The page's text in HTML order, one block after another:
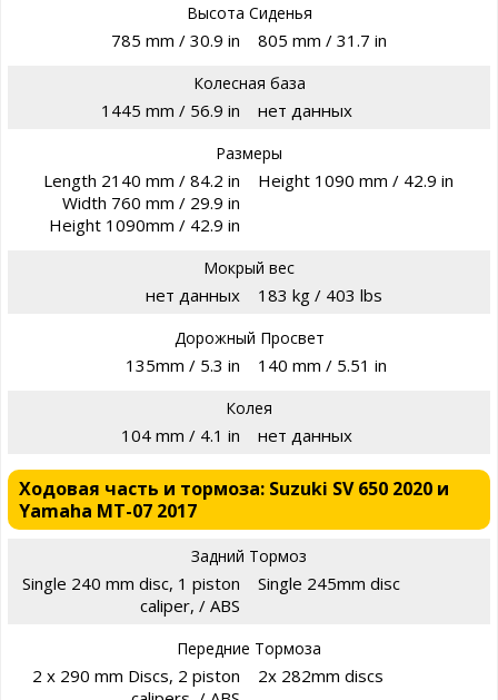
Высота Сиденья
785 mm / 30.9 in 805 mm / 31.7 in
Колесная база
1445 mm / 56.9 in нет данных
Размеры
Length 2140 mm / 84.2 in
Width 760 mm / 29.9 in
Height 1090mm / 42.9 in
Height 1090 mm / 42.9 in
Мокрый вес
нет данных 183 kg / 403 lbs
Дорожный Просвет
135mm / 5.3 in 140 mm / 5.51 in
Колея
104 mm / 4.1 in нет данных
Ходовая часть и тормоза: Suzuki SV 650 2020 и
Yamaha MT-07 2017
Задний Тормоз
Single 240 mm disc, 1 piston
caliper, / ABS
Single 245mm disc
Передние Тормоза
2 x 290 mm Discs, 2 piston
2x 282mm discs